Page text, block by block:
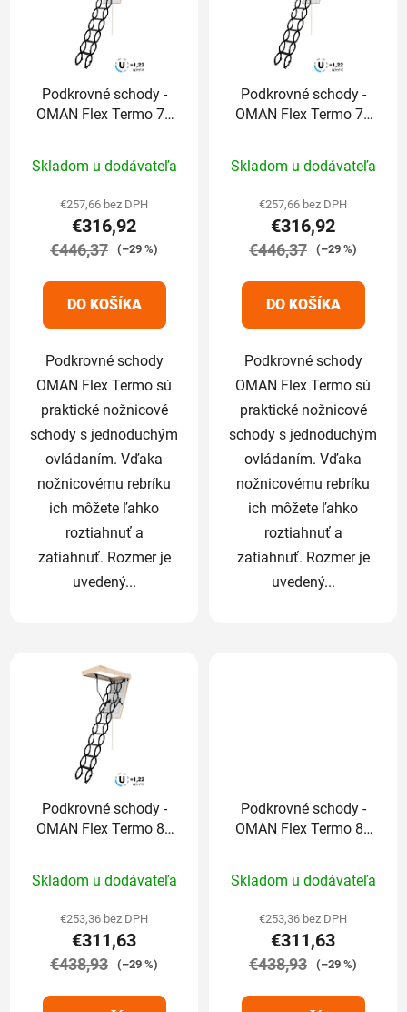
Podkrovné schody -
OMAN Flex Termo 70
hodnotenie
produktu
je
5,0
5
hviezdičiek.
Skladom u dodávateľa
€257,66 bez DPH
€316,92
€446,37 (–29 %)
DO KOŠÍKA
Podkrovné schody
OMAN Flex Termo sú
praktické nožnicové
schody s jednoduchým
ovládaním. Vďaka
nožnicovému rebríku
ich môžete ľahko
roztiahnuť a
zatiahnuť. Rozmer je
uvedený...
Podkrovné schody -
OMAN Flex Termo 70
hodnotenie
produktu
je
5,0
5
hviezdičiek.
Skladom u dodávateľa
€257,66 bez DPH
€316,92
€446,37 (–29 %)
DO KOŠÍKA
Podkrovné schody
OMAN Flex Termo sú
praktické nožnicové
schody s jednoduchým
ovládaním. Vďaka
nožnicovému rebríku
ich môžete ľahko
roztiahnuť a
zatiahnuť. Rozmer je
uvedený...
Podkrovné schody -
OMAN Flex Termo 80
hodnotenie
produktu
je
5,0
Skladom u dodávateľa
€253,36 bez DPH
€311,63
€438,93 (–29 %)
Podkrovné schody -
OMAN Flex Termo 80
hodnotenie
produktu
je
5,0
Skladom u dodávateľa
€253,36 bez DPH
€311,63
€438,93 (–29 %)